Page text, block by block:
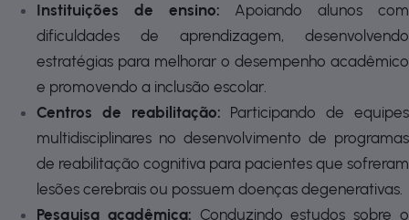
Instituições de ensino: Apoiando alunos com
dificuldades de aprendizagem, desenvolvendo
estratégias para melhorar o desempenho acadêmico
e promovendo a inclusão escolar.
Centros de reabilitação: Participando de equipes
multidisciplinares no desenvolvimento de programas
de reabilitação cognitiva para pacientes que sofreram
lesões cerebrais ou possuem doenças degenerativas.
Pesquisa acadêmica: Conduzindo estudos sobre o